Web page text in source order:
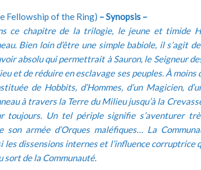
Fellowship of the Ring) – Synopsis –
ce chapitre de la trilogie, le jeune et timide
Bien loin d’être une simple babiole, il s’agit
absolu qui permettrait à Sauron, le Seigneur
et de réduire en esclavage ses peuples. À moins
de Hobbits, d’Hommes, d’un Magicien,
à travers la Terre du Milieu jusqu’à la
toujours. Un tel périple signifie s’aventurer
son armée d’Orques maléfiques… La
dissensions internes et l’influence corruptrice
de la Communauté.